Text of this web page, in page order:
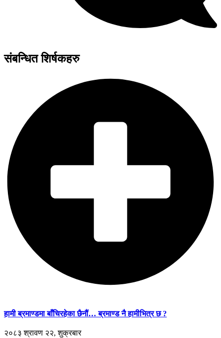
संबन्धित शिर्षकहरु
हामी ब्रमाण्डमा बाँचिरहेका छैनौं… ब्रमाण्ड नै हामीभित्र छ ?
२०८३ श्रावण २२, शुक्रबार